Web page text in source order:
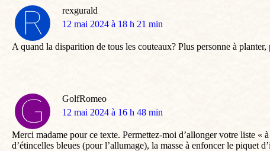
rexgurald
dit
12 mai 2024 à 18 h 21 min
A quand la disparition de tous les couteaux? Plus personne à
GolfRomeo
dit
12 mai 2024 à 16 h 48 min
Merci madame pour ce texte. Permettez-moi d’allonger votre liste «
d’étincelles bleues (pour l’allumage), la masse à enfoncer le